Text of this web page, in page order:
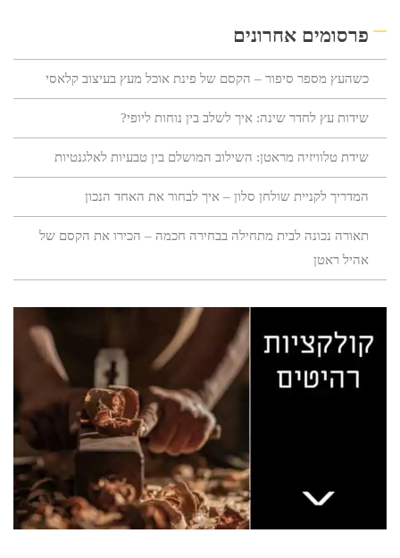
פרסומים אחרונים
כשהעץ מספר סיפור – הקסם של פינת אוכל מעץ בעיצוב קלאסי
שידות עץ לחדר שינה: איך לשלב בין נוחות ליופי?
שידת טלוויזיה מראטן: השילוב המושלם בין טבעיות לאלגנטיות
המדריך לקניית שולחן סלון – איך לבחור את האחד הנכון
תאורה נכונה לבית מתחילה בבחירה חכמה – הכירו את הקסם של
אהיל ראטן